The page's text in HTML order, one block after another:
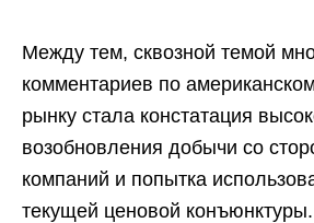
Между тем, сквозной темой
комментариев по
рынку стала констатация
возобновления добычи со
компаний и попытка
текущей ценовой